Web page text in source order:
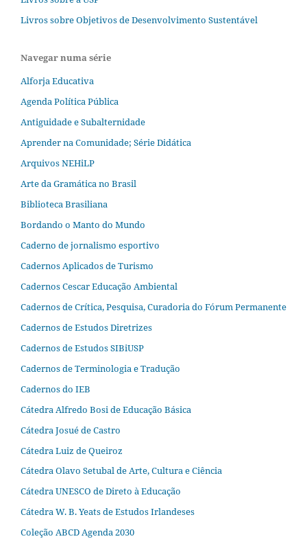
Livros sobre Objetivos de Desenvolvimento Sustentável
Navegar numa série
Alforja Educativa
Agenda Política Pública
Antiguidade e Subalternidade
Aprender na Comunidade; Série Didática
Arquivos NEHiLP
Arte da Gramática no Brasil
Biblioteca Brasiliana
Bordando o Manto do Mundo
Caderno de jornalismo esportivo
Cadernos Aplicados de Turismo
Cadernos Cescar Educação Ambiental
Cadernos de Crítica, Pesquisa, Curadoria do Fórum Permanente
Cadernos de Estudos Diretrizes
Cadernos de Estudos SIBiUSP
Cadernos de Terminologia e Tradução
Cadernos do IEB
Cátedra Alfredo Bosi de Educação Básica
Cátedra Josué de Castro
Cátedra Luiz de Queiroz
Cátedra Olavo Setubal de Arte, Cultura e Ciência
Cátedra UNESCO de Direto à Educação
Cátedra W. B. Yeats de Estudos Irlandeses
Coleção ABCD Agenda 2030